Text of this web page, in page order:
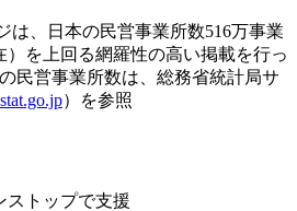
は、日本の民営事業所数516万事業
）を上回る網羅性の高い掲載を行っ
民営事業所数は、総務省統計局サ
）を参照
ストップで支援